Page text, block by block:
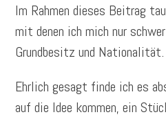
Im Rahmen dieses Beitrag
mit denen ich mich nur
Grundbesitz und Nationalität.
Ehrlich gesagt finde ich es
auf die Idee kommen, ein